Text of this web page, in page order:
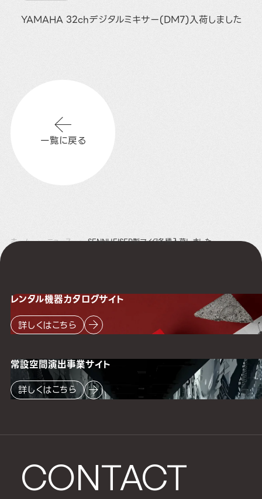
ホーム ニュース SENNHEISER製マイク各種入荷しました
YAMAHA 32chデジタルミキサー(DM7)入荷しました
一覧に戻る
CONTACT
レンタル機器カタログサイト
詳しくはこちら
常設空間演出事業サイト
詳しくはこちら